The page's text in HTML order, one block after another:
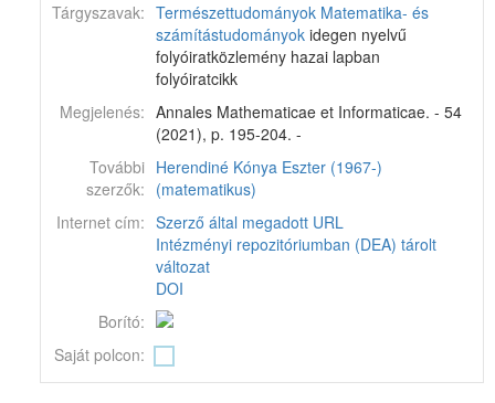
Tárgyszavak: Természettudományok Matematika- és
számítástudományok idegen nyelvű
folyóiratközlemény hazai lapban
folyóiratcikk
Megjelenés: Annales Mathematicae et Informaticae. - 54
(2021), p. 195-204. -
További
szerzők:
Herendiné Kónya Eszter (1967-)
(matematikus)
Internet cím: Szerző által megadott URL
Intézményi repozitóriumban (DEA) tárolt
változat
DOI
Borító:
Saját polcon: